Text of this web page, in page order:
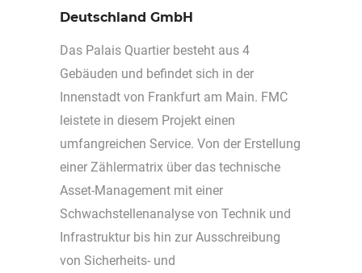
Deutschland GmbH
Das Palais Quartier besteht aus 4
Gebäuden und befindet sich in der
Innenstadt von Frankfurt am Main. FMC
leistete in diesem Projekt einen
umfangreichen Service. Von der Erstellung
einer Zählermatrix über das technische
Asset-Management mit einer
Schwachstellenanalyse von Technik und
Infrastruktur bis hin zur Ausschreibung
von Sicherheits- und